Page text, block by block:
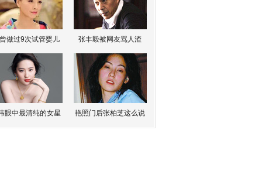
做过9次试管婴儿 张丰毅被网友骂人渣
眼中最清纯的女星 艳照门后张柏芝这么说